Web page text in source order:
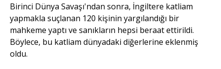
Birinci Dünya Savaşı'ndan sonra, İngiltere katliam
yapmakla suçlanan 120 kişinin yargılandığı bir
mahkeme yaptı ve sanıkların hepsi beraat ettirildi.
Böylece, bu katliam dünyadaki diğerlerine eklenmiş
oldu.